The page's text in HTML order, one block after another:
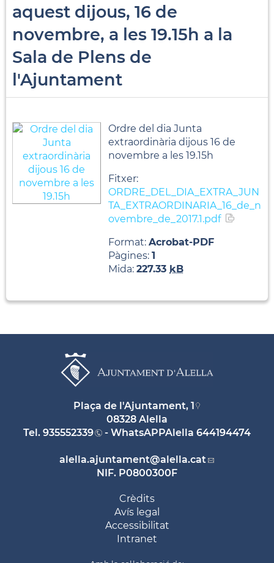
aquest dijous, 16 de
novembre, a les 19.15h a la
Sala de Plens de
l'Ajuntament
Ordre del dia Junta
extraordinària dijous 16 de
novembre a les 19.15h
Fitxer:
ORDRE_DEL_DIA_EXTRA_JUN
TA_EXTRAORDINARIA_16_de_n
ovembre_de_2017.1.pdf
Format: Acrobat-PDF
Pàgines: 1
Mida: 227.33 kB
Plaça de l'Ajuntament, 1
08328 Alella
Tel. 935552339 - WhatsAPPAlella 644194474
alella.ajuntament@alella.cat
NIF. P0800300F
Crèdits
Avís legal
Accessibilitat
Intranet